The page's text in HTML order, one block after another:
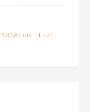
Edisi 11 - 24